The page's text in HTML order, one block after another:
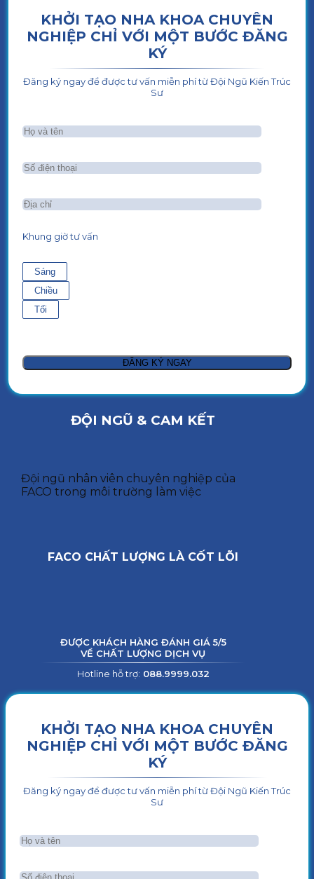
KHỞI TẠO NHA KHOA CHUYÊN
NGHIỆP CHỈ VỚI MỘT BƯỚC ĐĂNG
KÝ
Đăng ký ngay để được tư vấn miễn phí từ Đội Ngũ Kiến Trúc
Sư
Khung giờ tư vấn
Sáng
Chiều
Tối
ĐỘI NGŨ & CAM KẾT
Đội ngũ nhân viên chuyên nghiệp của
FACO trong môi trường làm việc
FACO CHẤT LƯỢNG LÀ CỐT LÕI
ĐƯỢC KHÁCH HÀNG ĐÁNH GIÁ 5/5
VỀ CHẤT LƯỢNG DỊCH VỤ
Hotline hỗ trợ: 088.9999.032
KHỞI TẠO NHA KHOA CHUYÊN
NGHIỆP CHỈ VỚI MỘT BƯỚC ĐĂNG
KÝ
Đăng ký ngay để được tư vấn miễn phí từ Đội Ngũ Kiến Trúc
Sư